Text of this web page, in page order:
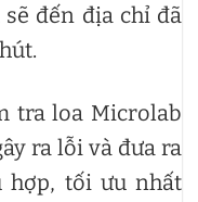
đến địa chỉ đã
tra loa Microlab
ra lỗi và đưa ra
hợp, tối ưu nhất